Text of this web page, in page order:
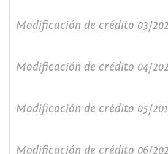
Modificación de crédito 03/
Modificación de crédito 04/
Modificación de crédito 05/
Modificación de crédito 06/